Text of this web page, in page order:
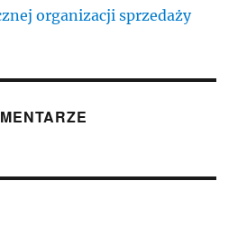
organizacji sprzedaży